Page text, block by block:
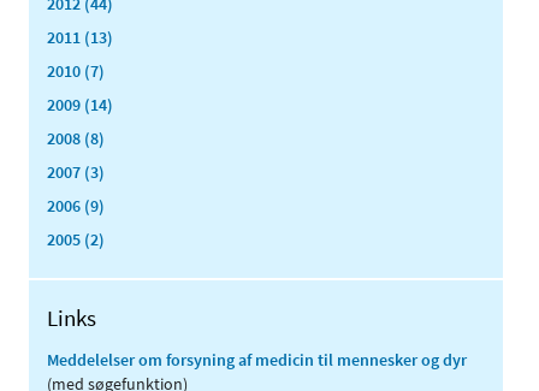
2011 (13)
2010 (7)
2009 (14)
2008 (8)
2007 (3)
2006 (9)
2005 (2)
Links
Meddelelser om forsyning af medicin til mennesker og dyr
(med søgefunktion)